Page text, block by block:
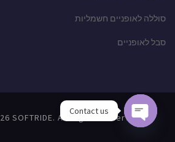
סוללה לאופניים חשמליות
סבל לאופניים
SOFTRIDE. All Rights Reserved.
Contact us
Open chaty